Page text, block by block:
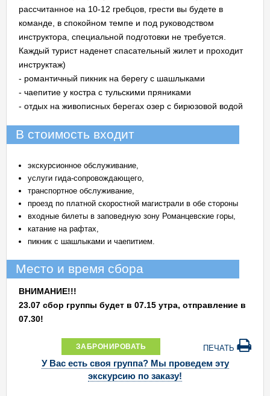
рассчитанное на 10-12 гребцов, грести вы будете в
команде, в спокойном темпе и под руководством
инструктора, специальной подготовки не требуется.
Каждый турист наденет спасательный жилет и проходит
инструктаж)
- романтичный пикник на берегу с шашлыками
- чаепитие у костра с тульскими пряниками
- отдых на живописных берегах озер с бирюзовой водой
В стоимость входит
экскурсионное обслуживание,
услуги гида-сопровождающего,
транспортное обслуживание,
проезд по платной скоростной магистрали в обе стороны
входные билеты в заповедную зону Романцевские горы,
катание на рафтах,
пикник с шашлыками и чаепитием.
Место и время сбора
ВНИМАНИЕ!!!
23.07 сбор группы будет в 07.15 утра, отправление в
07.30!
ЗАБРОНИРОВАТЬ ПЕЧАТЬ
У Вас есть своя группа? Мы проведем эту
экскурсию по заказу!